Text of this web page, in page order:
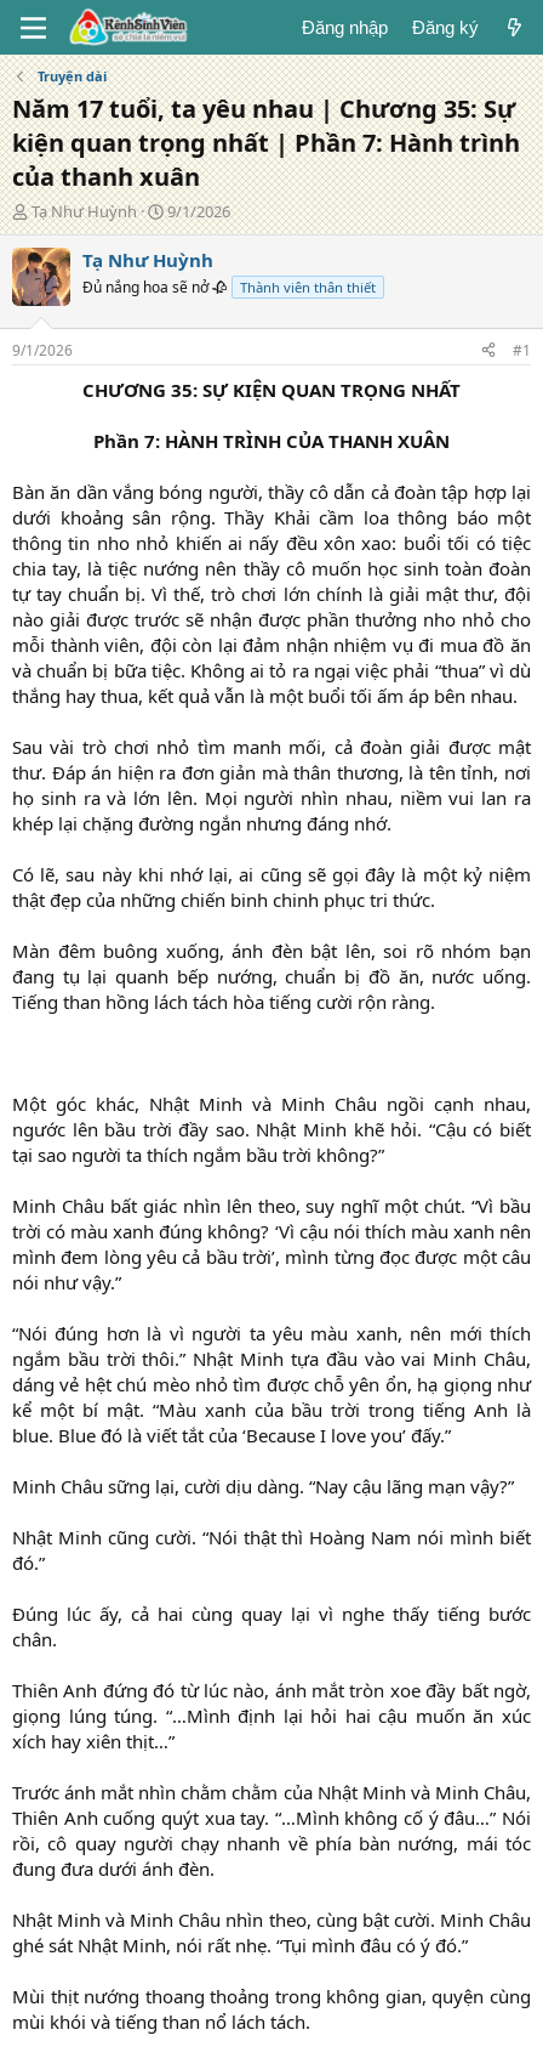
Đăng nhập Đăng ký
Truyện dài
Năm 17 tuổi, ta yêu nhau | Chương 35: Sự
kiện quan trọng nhất | Phần 7: Hành trình
của thanh xuân
T
á
c
g
i
ả
Tạ Như Huỳnh
N
g
à
đ
g
9/1/2026
Tạ Như Huỳnh
Đủ nắng hoa sẽ nở 🥀 Thành viên thân thiết
9/1/2026 #1
CHƯƠNG 35: SỰ KIỆN QUAN TRỌNG NHẤT
Phần 7: HÀNH TRÌNH CỦA THANH XUÂN
Bàn ăn dần vắng bóng người, thầy cô dẫn cả đoàn tập hợp lại
dưới khoảng sân rộng. Thầy Khải cầm loa thông báo một
thông tin nho nhỏ khiến ai nấy đều xôn xao: buổi tối có tiệc
chia tay, là tiệc nướng nên thầy cô muốn học sinh toàn đoàn
tự tay chuẩn bị. Vì thế, trò chơi lớn chính là giải mật thư, đội
nào giải được trước sẽ nhận được phần thưởng nho nhỏ cho
mỗi thành viên, đội còn lại đảm nhận nhiệm vụ đi mua đồ ăn
và chuẩn bị bữa tiệc. Không ai tỏ ra ngại việc phải “thua” vì dù
thắng hay thua, kết quả vẫn là một buổi tối ấm áp bên nhau.
Sau vài trò chơi nhỏ tìm manh mối, cả đoàn giải được mật
thư. Đáp án hiện ra đơn giản mà thân thương, là tên tỉnh, nơi
họ sinh ra và lớn lên. Mọi người nhìn nhau, niềm vui lan ra
khép lại chặng đường ngắn nhưng đáng nhớ.
Có lẽ, sau này khi nhớ lại, ai cũng sẽ gọi đây là một kỷ niệm
thật đẹp của những chiến binh chinh phục tri thức.
Màn đêm buông xuống, ánh đèn bật lên, soi rõ nhóm bạn
đang tụ lại quanh bếp nướng, chuẩn bị đồ ăn, nước uống.
Tiếng than hồng lách tách hòa tiếng cười rộn ràng.
Một góc khác, Nhật Minh và Minh Châu ngồi cạnh nhau,
ngước lên bầu trời đầy sao. Nhật Minh khẽ hỏi. “Cậu có biết
tại sao người ta thích ngắm bầu trời không?”
Minh Châu bất giác nhìn lên theo, suy nghĩ một chút. “Vì bầu
trời có màu xanh đúng không? ‘Vì cậu nói thích màu xanh nên
mình đem lòng yêu cả bầu trời’, mình từng đọc được một câu
nói như vậy.”
“Nói đúng hơn là vì người ta yêu màu xanh, nên mới thích
ngắm bầu trời thôi.” Nhật Minh tựa đầu vào vai Minh Châu,
dáng vẻ hệt chú mèo nhỏ tìm được chỗ yên ổn, hạ giọng như
kể một bí mật. “Màu xanh của bầu trời trong tiếng Anh là
blue. Blue đó là viết tắt của ‘Because I love you’ đấy.”
Minh Châu sững lại, cười dịu dàng. “Nay cậu lãng mạn vậy?”
Nhật Minh cũng cười. “Nói thật thì Hoàng Nam nói mình biết
đó.”
Đúng lúc ấy, cả hai cùng quay lại vì nghe thấy tiếng bước
chân.
Thiên Anh đứng đó từ lúc nào, ánh mắt tròn xoe đầy bất ngờ,
giọng lúng túng. “…Mình định lại hỏi hai cậu muốn ăn xúc
xích hay xiên thịt…”
Trước ánh mắt nhìn chằm chằm của Nhật Minh và Minh Châu,
Thiên Anh cuống quýt xua tay. “…Mình không cố ý đâu…” Nói
rồi, cô quay người chạy nhanh về phía bàn nướng, mái tóc
đung đưa dưới ánh đèn.
Nhật Minh và Minh Châu nhìn theo, cùng bật cười. Minh Châu
ghé sát Nhật Minh, nói rất nhẹ. “Tụi mình đâu có ý đó.”
Mùi thịt nướng thoang thoảng trong không gian, quyện cùng
mùi khói và tiếng than nổ lách tách.